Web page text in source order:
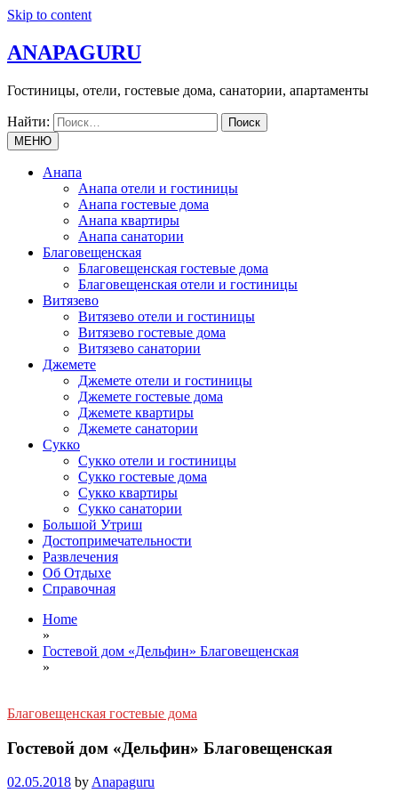
Skip to content
ANAPAGURU
Гостиницы, отели, гостевые дома, санатории, апартаменты
Найти:
МЕНЮ
Анапа
Анапа отели и гостиницы
Анапа гостевые дома
Анапа квартиры
Анапа санатории
Благовещенская
Благовещенская гостевые дома
Благовещенская отели и гостиницы
Витязево
Витязево отели и гостиницы
Витязево гостевые дома
Витязево санатории
Джемете
Джемете отели и гостиницы
Джемете гостевые дома
Джемете квартиры
Джемете санатории
Сукко
Сукко отели и гостиницы
Сукко гостевые дома
Сукко квартиры
Сукко санатории
Большой Утриш
Достопримечательности
Развлечения
Об Отдыхе
Справочная
Home
»
Гостевой дом «Дельфин» Благовещенская
»
Благовещенская гостевые дома
Гостевой дом «Дельфин» Благовещенская
02.05.2018 by Anapaguru